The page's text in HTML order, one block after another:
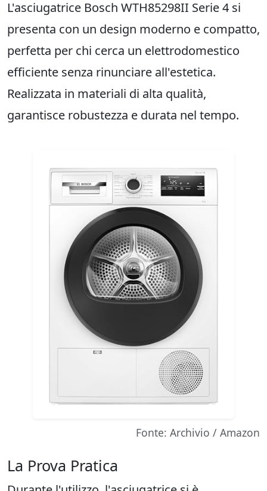
L'asciugatrice Bosch WTH85298II Serie 4 si
presenta con un design moderno e compatto,
perfetta per chi cerca un elettrodomestico
efficiente senza rinunciare all'estetica.
Realizzata in materiali di alta qualità,
garantisce robustezza e durata nel tempo.
Fonte: Archivio / Amazon
La Prova Pratica